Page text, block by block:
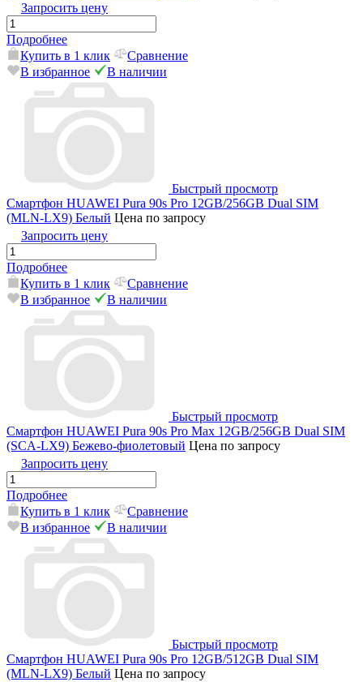
Запросить цену
Подробнее
Купить в 1 клик
Сравнение
В избранное
В наличии
Быстрый просмотр
Смартфон HUAWEI Pura 90s Pro 12GB/256GB Dual SIM
(MLN-LX9) Белый Цена по запросу
Запросить цену
Подробнее
Купить в 1 клик
Сравнение
В избранное
В наличии
Быстрый просмотр
Смартфон HUAWEI Pura 90s Pro Max 12GB/256GB Dual SIM
(SCA-LX9) Бежево-фиолетовый Цена по запросу
Запросить цену
Подробнее
Купить в 1 клик
Сравнение
В избранное
В наличии
Быстрый просмотр
Смартфон HUAWEI Pura 90s Pro 12GB/512GB Dual SIM
(MLN-LX9) Белый Цена по запросу